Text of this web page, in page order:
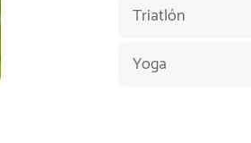
Triatlón
Yoga